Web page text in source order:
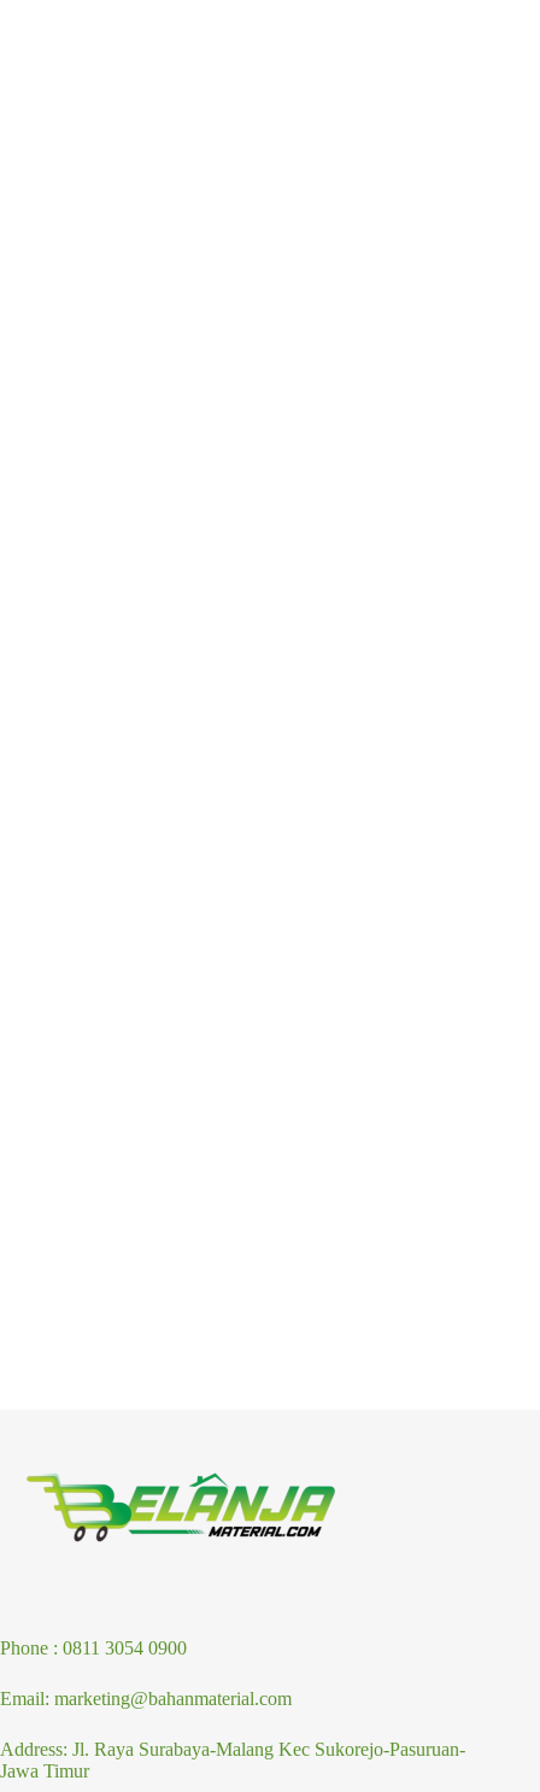
Phone : 0811 3054 0900
Email: marketing@bahanmaterial.com
Address: Jl. Raya Surabaya-Malang Kec Sukorejo-Pasuruan-
Jawa Timur